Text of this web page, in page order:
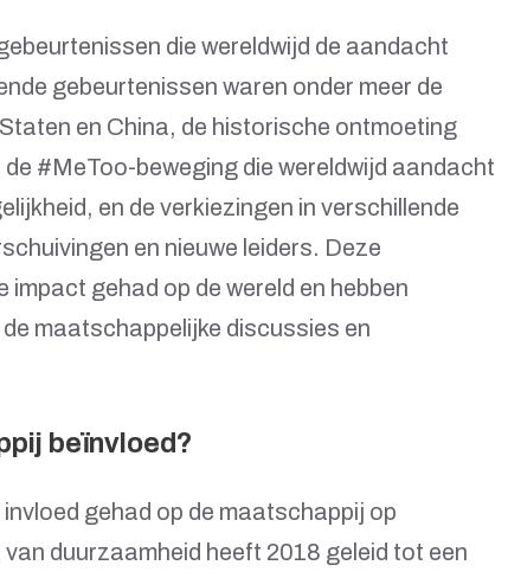
die wereldwijd de aandacht
gebeurtenissen waren onder meer de
en China, de historische ontmoeting
#MeToo-beweging die wereldwijd aandacht
en de verkiezingen in verschillende
en nieuwe leiders. Deze
gehad op de wereld en hebben
maatschappelijke discussies en
beïnvloed?
gehad op de maatschappij op
duurzaamheid heeft 2018 geleid tot een